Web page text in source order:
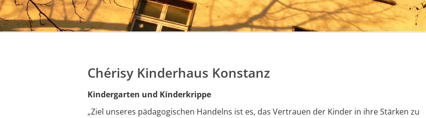
Chérisy Kinderhaus Konstanz
Kindergarten und Kinderkrippe
„Ziel unseres pädagogischen Handelns ist es, das Vertrauen der Kinder in ihre Stärken zu